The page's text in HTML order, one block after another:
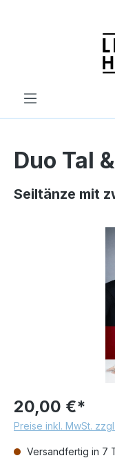
Duo Tal
Seiltänze mit
Bildergalerie
20,00 €*
Preise inkl. MwSt.
Versandfertig in 7